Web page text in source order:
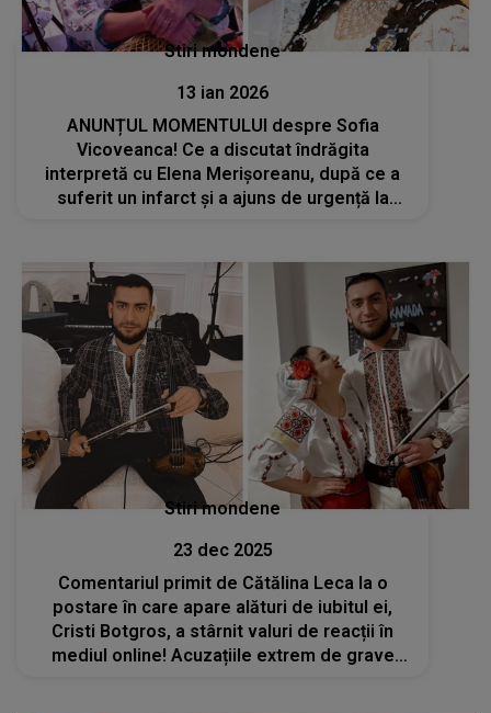
Stiri mondene
13 ian 2026
ANUNȚUL MOMENTULUI despre Sofia
Vicoveanca! Ce a discutat îndrăgita
interpretă cu Elena Merișoreanu, după ce a
suferit un infarct și a ajuns de urgență la
Stiri mondene
23 dec 2025
Comentariul primit de Cătălina Leca la o
postare în care apare alături de iubitul ei,
Cristi Botgros, a stârnit valuri de reacții în
mediul online! Acuzațiile extrem de grave